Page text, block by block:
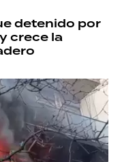
detenido por
crece la